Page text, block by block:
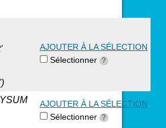
AJOUTER À LA SÉLECTION
Sélectionner ?
AJOUTER À LA SÉLECTION
Sélectionner ?